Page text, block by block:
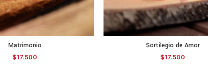
SELECCIONAR OPCIONES
Matrimonio
$17.500
SELECCIONAR
Sortilegio de Amor
$17.500